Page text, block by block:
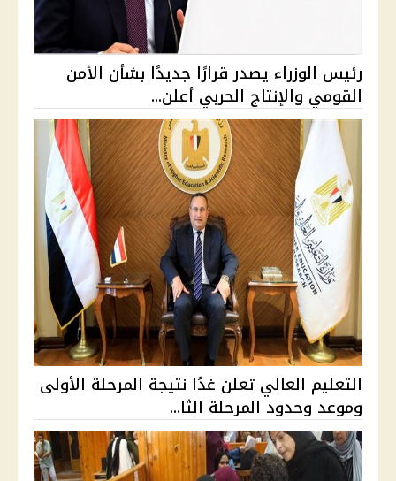
رئيس الوزراء يصدر قرارًا جديدًا بشأن الأمن
القومي والإنتاج الحربي أعلن...
التعليم العالي تعلن غدًا نتيجة المرحلة الأولى
وموعد وحدود المرحلة الثا...